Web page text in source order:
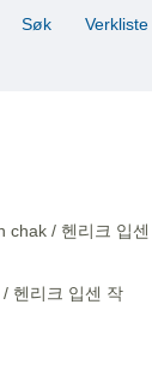
Søk Verkliste
chak / 헨리크 입
헨리크 입센 작